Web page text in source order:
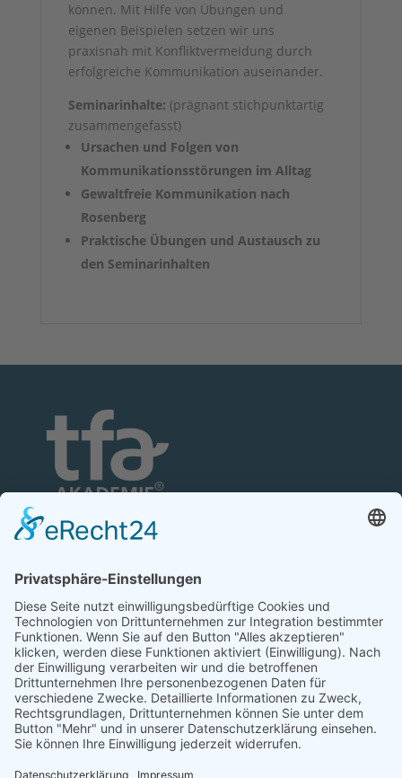
können. Mit Hilfe von Übungen und
eigenen Beispielen setzen wir uns
praxisnah mit Konfliktvermeidung durch
erfolgreiche Kommunikation auseinander.
Seminarinhalte: (prägnant stichpunktartig
zusammengefasst)
Ursachen und Folgen von
Kommunikationsstörungen im Alltag
Gewaltfreie Kommunikation nach
Rosenberg
Praktische Übungen und Austausch zu
den Seminarinhalten
Nonnenhofer Straße 24/26
17033 Neubrandenburg
Telefon: 0395 35 88 100
Telefax: 0395 35 88 111
E-Mail:neubrandenburg@tfa-akademie.de
Rechtliches
Teilnahmebedingungen
Impressum